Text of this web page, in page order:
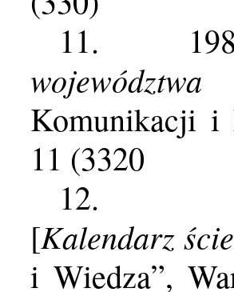
11.
Komunikacji i
11 (3320
12.
[Kalendarz
i Wiedza”,